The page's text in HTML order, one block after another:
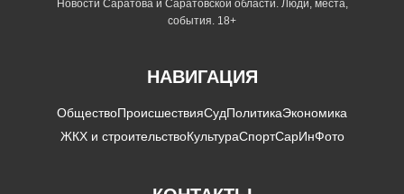
Новости Саратова и Саратовской области. Люди, места,
события. 18+
НАВИГАЦИЯ
ОбществоПроисшествияСудПолитикаЭкономика
ЖКХ и строительствоКультураСпортСарИнФото